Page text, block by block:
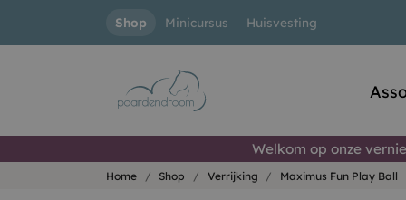
Shop Minicursus Huisvesting
Welkom op onze
Home Shop Verrijking Maximus Fun Play Ball